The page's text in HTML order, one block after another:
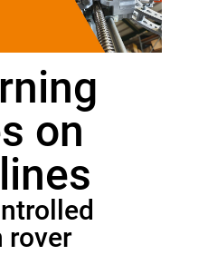
on
rover